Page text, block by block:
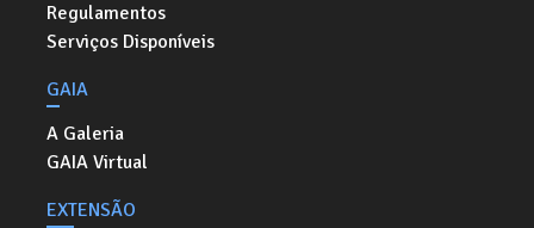
Regulamentos
Serviços Disponíveis
GAIA
A Galeria
GAIA Virtual
EXTENSÃO